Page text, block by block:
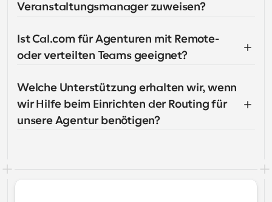
Veranstaltungsmanager zuweisen?
Ist Cal.com für Agenturen mit Remote-
oder verteilten Teams geeignet?
Welche Unterstützung erhalten wir, wenn
wir Hilfe beim Einrichten der Routing für
unsere Agentur benötigen?